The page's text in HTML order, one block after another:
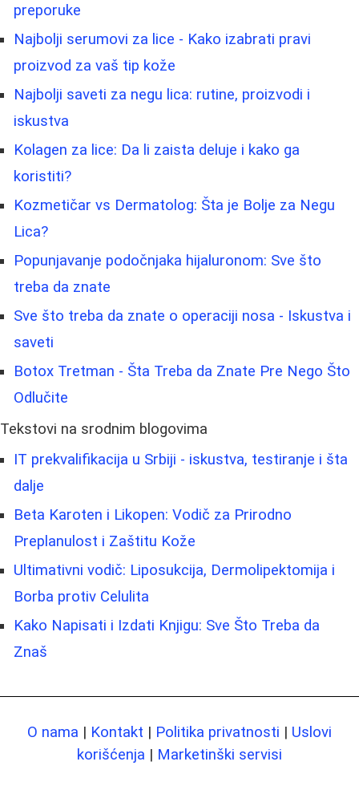
preporuke
Najbolji serumovi za lice - Kako izabrati pravi
proizvod za vaš tip kože
Najbolji saveti za negu lica: rutine, proizvodi i
iskustva
Kolagen za lice: Da li zaista deluje i kako ga
koristiti?
Kozmetičar vs Dermatolog: Šta je Bolje za Negu
Lica?
Popunjavanje podočnjaka hijaluronom: Sve što
treba da znate
Sve što treba da znate o operaciji nosa - Iskustva i
saveti
Botox Tretman - Šta Treba da Znate Pre Nego Što
Odlučite
Tekstovi na srodnim blogovima
IT prekvalifikacija u Srbiji - iskustva, testiranje i šta
dalje
Beta Karoten i Likopen: Vodič za Prirodno
Preplanulost i Zaštitu Kože
Ultimativni vodič: Liposukcija, Dermolipektomija i
Borba protiv Celulita
Kako Napisati i Izdati Knjigu: Sve Što Treba da
Znaš
O nama | Kontakt | Politika privatnosti | Uslovi
korišćenja | Marketinški servisi